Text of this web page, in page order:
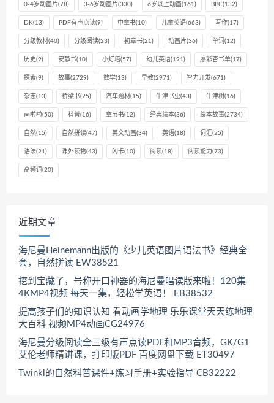
0-4岁动画片(78) 3-6岁动画片(330) 6岁以上动画(161) BBC(132)
DK(13) PDF有声点读(9) 中章书(10) 儿童英语(663) 写作(17)
分级教材(40) 分级阅读(23) 初章书(21) 动画片(36) 单词 (12)
历史(9) 安静书(10) 小灯塔(57) 幼儿英语(191) 廖彩杏书单(17)
探索(9) 故事(2729) 数学(13) 早教(2971) 智力开发(671)
杂志(13) 桥梁书(25) 汽车题材(15) 牛津书虫(43) 牛津树(16)
画啦啦(50) 科普(16) 章节书(12) 经典绘本(36) 绘本故事(2734)
自然(15) 自然拼读(47) 英文动画(34) 英语(18) 词汇 (25)
语法(21) 课外读物(43) 闪卡(10) 阅读(18) 阅读能力 (73)
高频词 (20)
近期文章
海尼曼Heinemann出版的《少儿英语图片语法书》经典全
套，自然拼读 EW38521
挖到宝藏了，号称开口神器的海尼曼唱读版来啦！120集
4KMP4视频 每天一集，轻松学英语！ EB38532
提高孩子们的知识认知 看动画学地理 乐乐课堂天天练地理
大百科 视频MP4动画CG24976
海尼曼分级阅读全三级有声点读PDF和MP3音频，GK/G1
艾伦老师精讲课，打印版PDF 百度网盘下载 ET30497
Twinkl的自然科普课件+练习手册+实验指导 CB32222